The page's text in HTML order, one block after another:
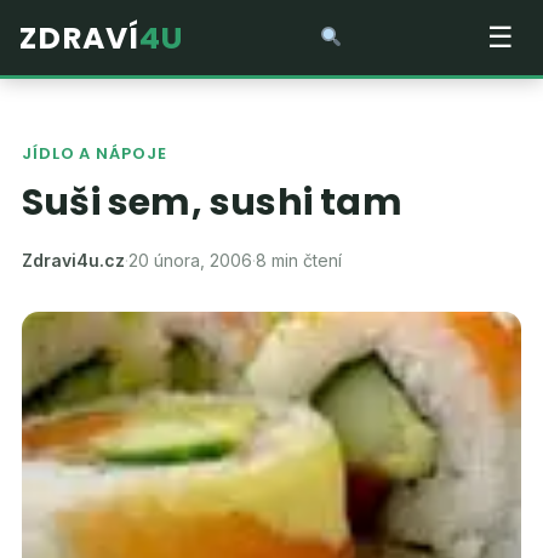
ZDRAVÍ4U ☰
JÍDLO A NÁPOJE
Suši sem, sushi tam
Zdravi4u.cz·20 února, 2006·8 min čtení